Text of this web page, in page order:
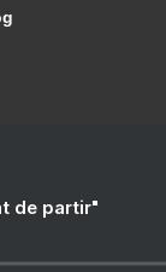
de partir"